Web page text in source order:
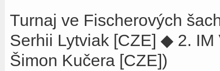
Turnaj ve Fischerových
Serhii Lytviak [CZE] ◆ 2.
Šimon Kučera [CZE])